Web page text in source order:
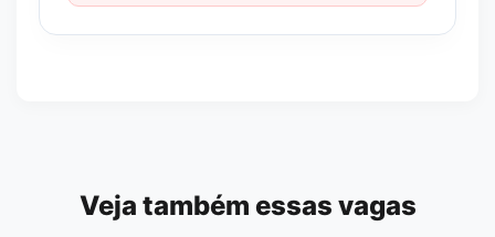
Veja também essas vagas